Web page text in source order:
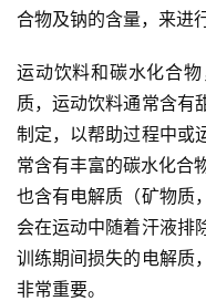
合物及钠的含量，来进
运动饮料和碳水化合
质，运动饮料通常含有
制定，以帮助过程中或
常含有丰富的碳水化合
也含有电解质（矿物质
会在运动中随着汗液排
训练期间损失的电解质
非常重要。